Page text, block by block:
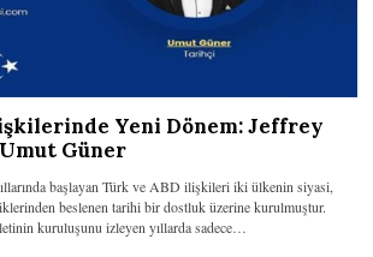
Yeni Dönem: Jeffrey
Güner
başlayan Türk ve ABD ilişkileri iki ülkenin siyasi,
beslenen tarihi bir dostluk üzerine kurulmuştur.
kuruluşunu izleyen yıllarda sadece…